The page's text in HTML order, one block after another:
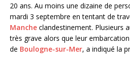
20 ans. Au moins une dizaine de
mardi 3 septembre en tentant de
Manche clandestinement. Plusieurs
très grave alors que leur
de Boulogne-sur-Mer, a indiqué la